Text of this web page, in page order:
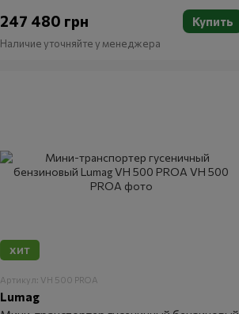
247 480 грн Купить
Наличие уточняйте у менеджера
ХИТ
Артикул: VH 500 PROA
Lumag